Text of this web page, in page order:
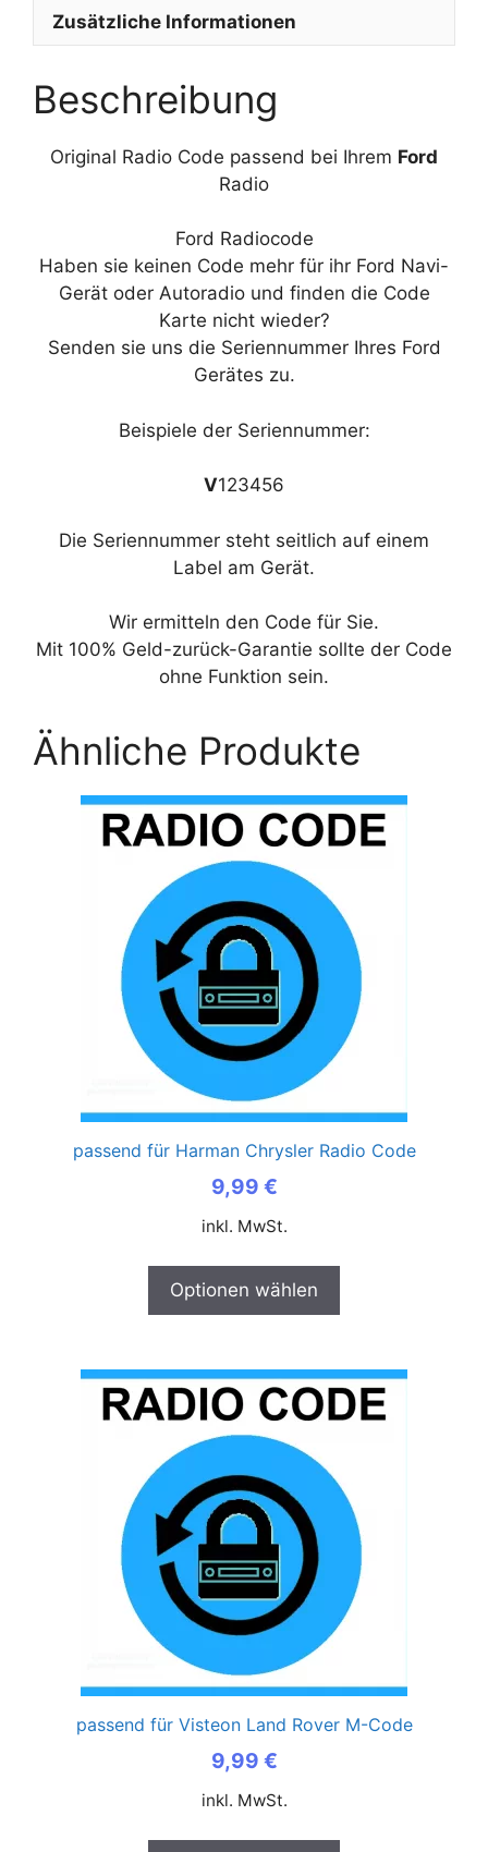
Zusätzliche Informationen
Beschreibung
Original Radio Code passend bei Ihrem Ford
Radio
Ford Radiocode
Haben sie keinen Code mehr für ihr Ford Navi-
Gerät oder Autoradio und finden die Code
Karte nicht wieder?
Senden sie uns die Seriennummer Ihres Ford
Gerätes zu.
Beispiele der Seriennummer:
V123456
Die Seriennummer steht seitlich auf einem
Label am Gerät.
Wir ermitteln den Code für Sie.
Mit 100% Geld-zurück-Garantie sollte der Code
ohne Funktion sein.
Ähnliche Produkte
passend für Harman Chrysler Radio Code
9,99 €
inkl. MwSt.
Optionen wählen
passend für Visteon Land Rover M-Code
9,99 €
inkl. MwSt.